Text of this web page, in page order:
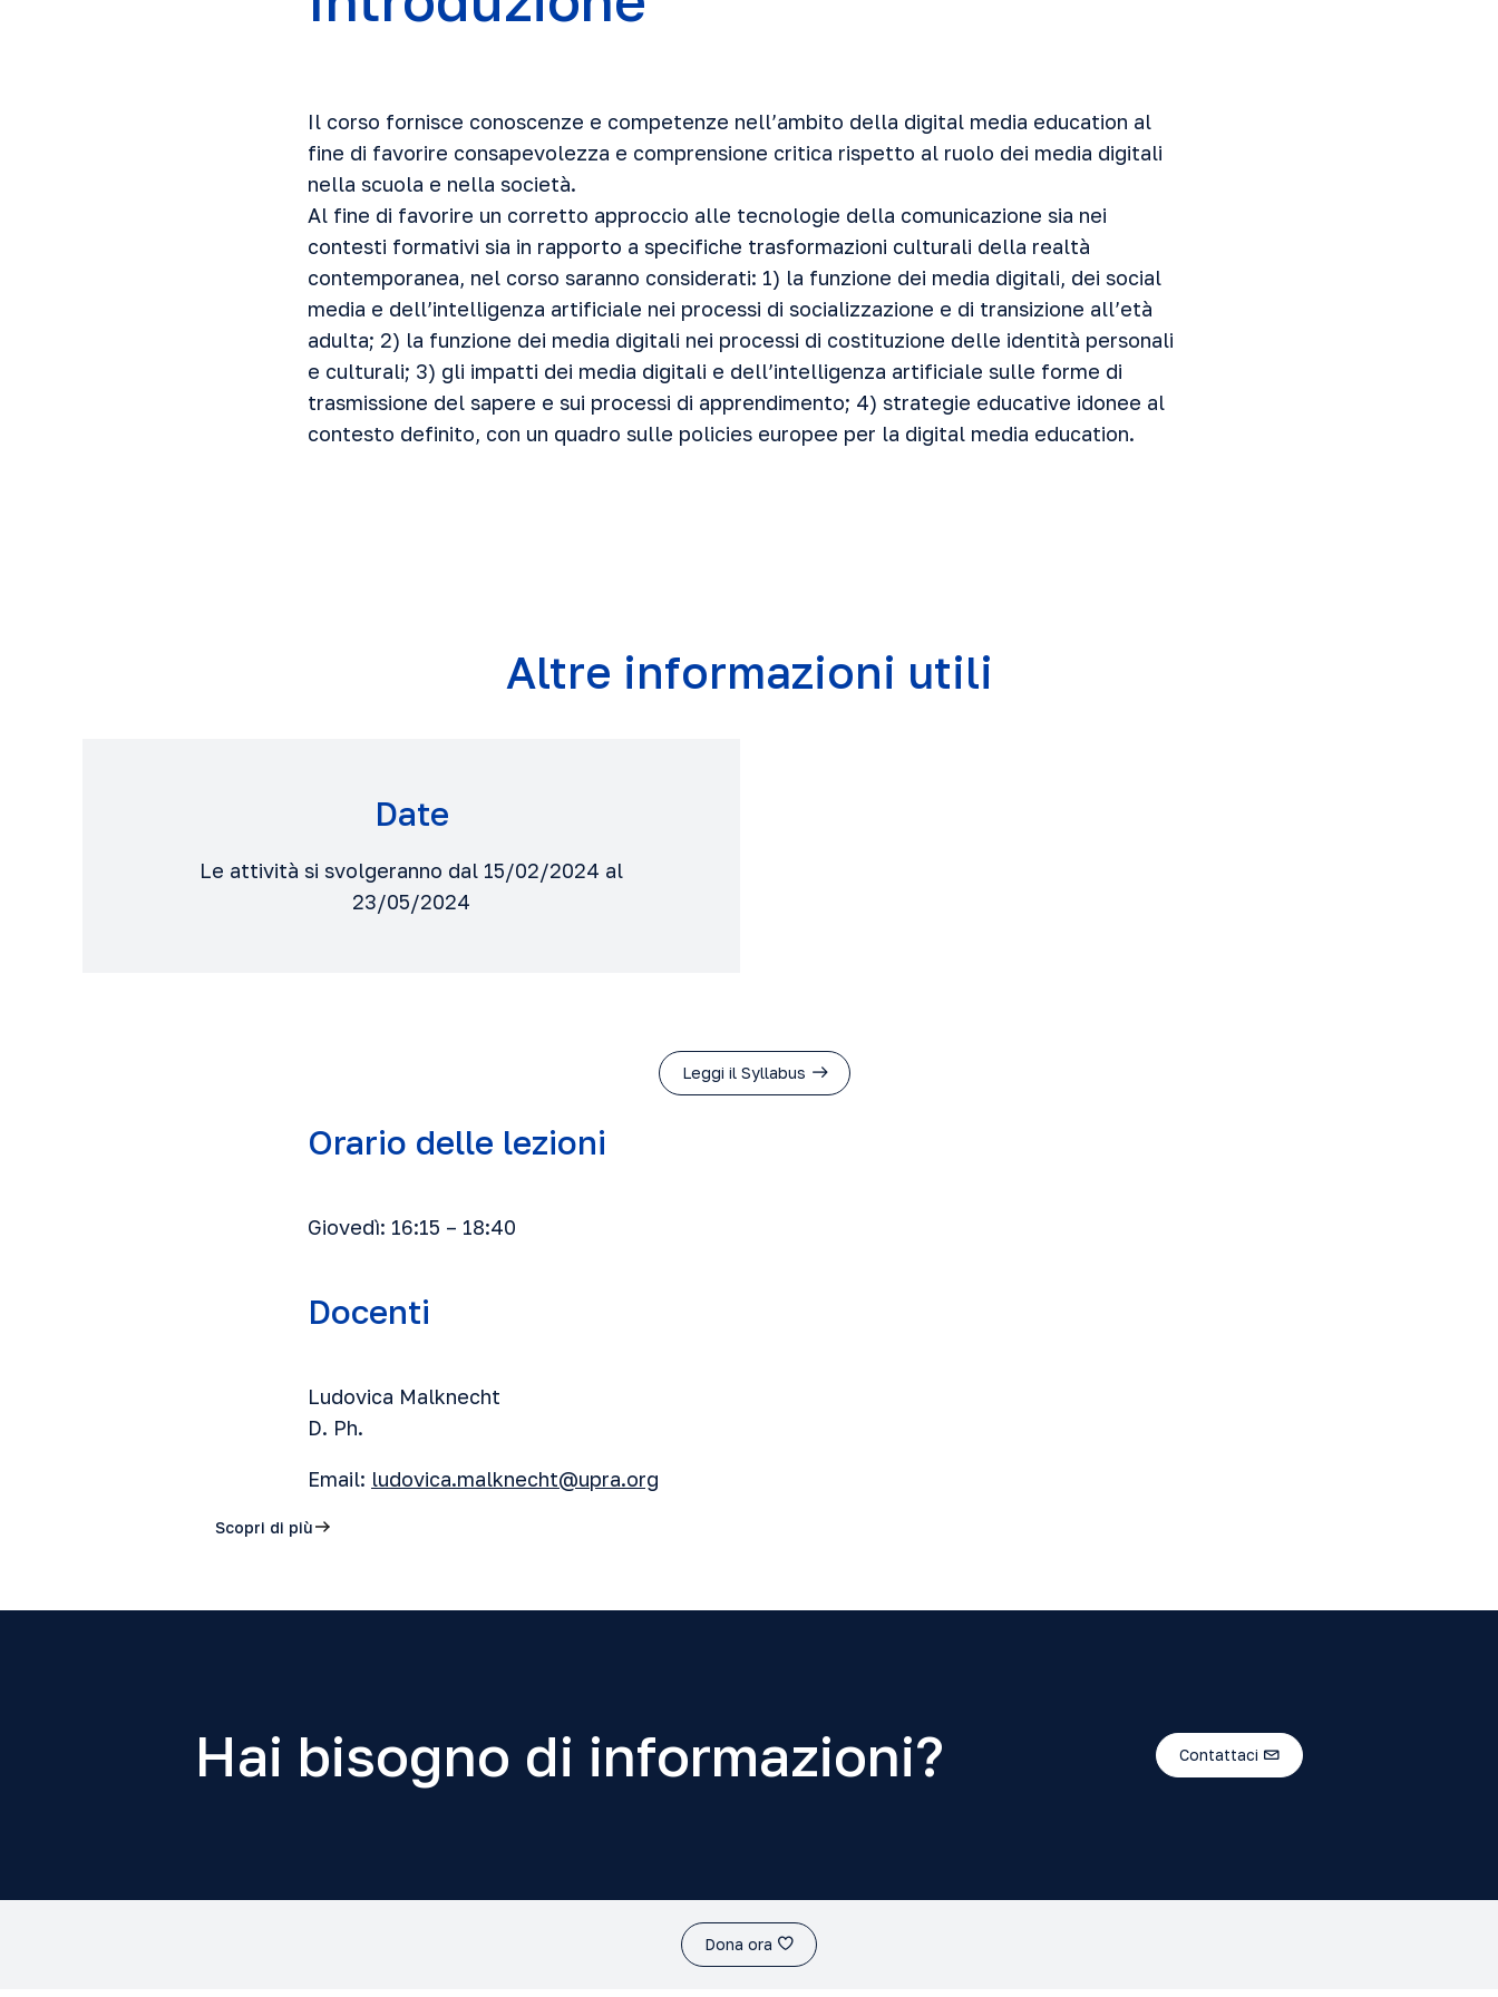
Il corso fornisce conoscenze e competenze nell’ambito della digital media education al
fine di favorire consapevolezza e comprensione critica rispetto al ruolo dei media digitali
nella scuola e nella società.
Al fine di favorire un corretto approccio alle tecnologie della comunicazione sia nei
contesti formativi sia in rapporto a specifiche trasformazioni culturali della realtà
contemporanea, nel corso saranno considerati: 1) la funzione dei media digitali, dei social
media e dell’intelligenza artificiale nei processi di socializzazione e di transizione all’età
adulta; 2) la funzione dei media digitali nei processi di costituzione delle identità personali
e culturali; 3) gli impatti dei media digitali e dell’intelligenza artificiale sulle forme di
trasmissione del sapere e sui processi di apprendimento; 4) strategie educative idonee al
contesto definito, con un quadro sulle policies europee per la digital media education.
Altre informazioni utili
Date
Le attività si svolgeranno dal 15/02/2024 al
23/05/2024
Leggi il Syllabus
Orario delle lezioni
Giovedì: 16:15 – 18:40
Docenti
Ludovica Malknecht
D. Ph.
Email: ludovica.malknecht@upra.org
Scopri di più
Hai bisogno di informazioni? Contattaci
Dona ora